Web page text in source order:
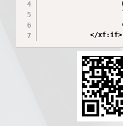
					maxlength="{{ max_length($xf.visitor, 'email') }}"
					label="{{ phrase('email') }}"
					explain="{{ phrase('please_leave_this_field_blank') }}" />
			</xf:if>